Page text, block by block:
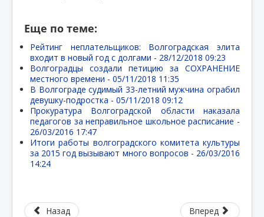
Еще по теме:
Рейтинг неплательщиков: Волгоградская элита
входит в новый год с долгами - 28/12/2018 09:23
Волгоградцы создали петицию за СОХРАНЕНИЕ
местного времени - 05/11/2018 11:35
В Волгограде судимый 33-летний мужчина ограбил
девушку-подростка - 05/11/2018 09:12
Прокуратура Волгоградской области наказала
педагогов за неправильное школьное расписание -
26/03/2016 17:47
Итоги работы волгоградского комитета культуры
за 2015 год вызывают много вопросов - 26/03/2016
14:24
Назад Вперед